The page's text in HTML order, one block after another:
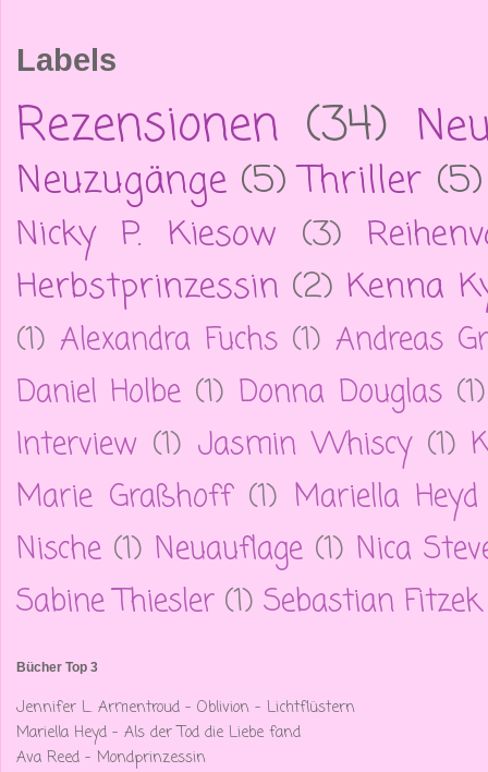
Labels
Rezensionen (34)
Neuzugänge (5) Thriller (5)
Nicky P. Kiesow (3)
Herbstprinzessin (2) Kenna
(1) Alexandra Fuchs (1) Andreas
Daniel Holbe (1) Donna Douglas (1)
Interview (1) Jasmin Whiscy (1)
Marie Graßhoff (1) Mariella Heyd
Nische (1) Neuauflage (1) Nica
Sabine Thiesler (1) Sebastian Fitzek
Bücher Top 3
Jennifer L. Armentroud - Oblivion - Lichtflüstern
Mariella Heyd - Als der Tod die Liebe fand
Ava Reed - Mondprinzessin